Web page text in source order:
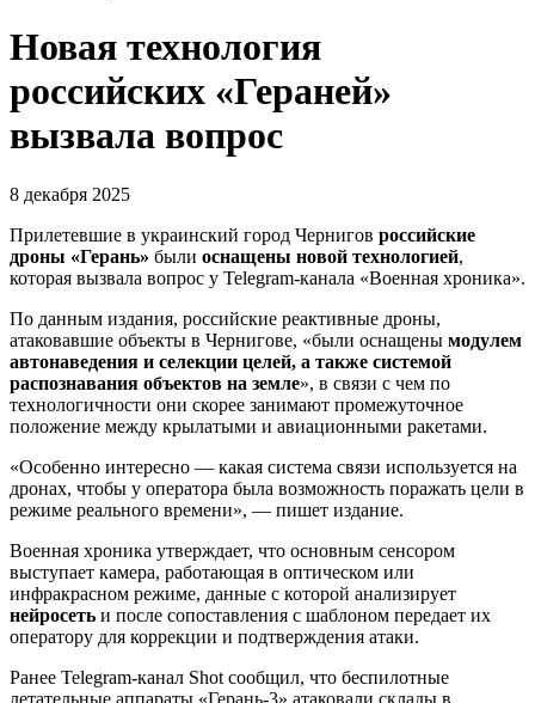
Новая технология
российских «Гераней»
вызвала вопрос
8 декабря 2025
Прилетевшие в украинский город Чернигов российские
дроны «Герань» были оснащены новой технологией,
которая вызвала вопрос у Telegram-канала «Военная хроника».
По данным издания, российские реактивные дроны,
атаковавшие объекты в Чернигове, «были оснащены модулем
автонаведения и селекции целей, а также системой
распознавания объектов на земле», в связи с чем по
технологичности они скорее занимают промежуточное
положение между крылатыми и авиационными ракетами.
«Особенно интересно — какая система связи используется на
дронах, чтобы у оператора была возможность поражать цели в
режиме реального времени», — пишет издание.
Военная хроника утверждает, что основным сенсором
выступает камера, работающая в оптическом или
инфракрасном режиме, данные с которой анализирует
нейросеть и после сопоставления с шаблоном передает их
оператору для коррекции и подтверждения атаки.
Ранее Telegram-канал Shot сообщил, что беспилотные
летательные аппараты «Герань-3» атаковали склады в